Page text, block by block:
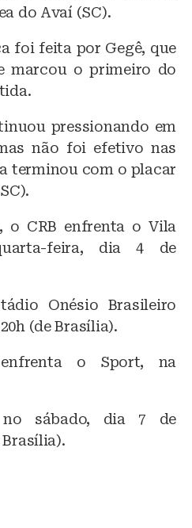
do Avaí (SC).
foi feita por Gegê, que
marcou o primeiro do
pressionando em
não foi efetivo nas
terminou com o placar
o CRB enfrenta o Vila
feira, dia 4 de
Onésio Brasileiro
(de Brasília).
o Sport, na
sábado, dia 7 de
Brasília).